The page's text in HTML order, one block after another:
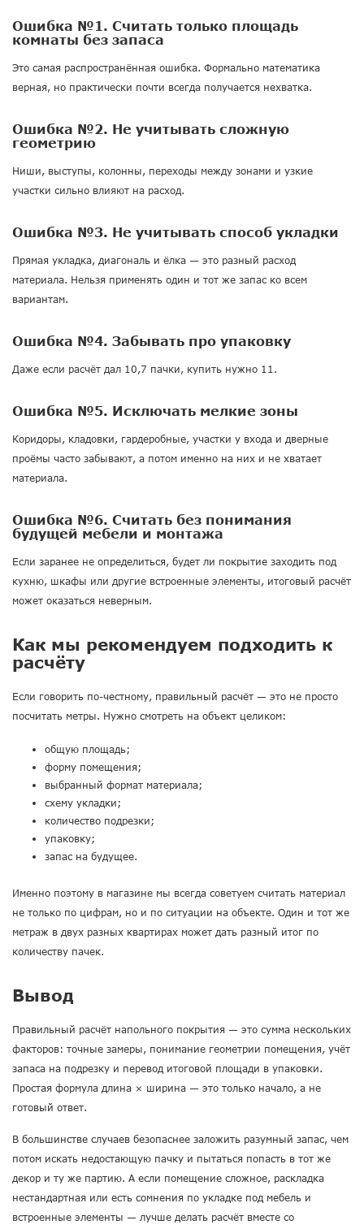
Ошибка №1. Считать только площадь
комнаты без запаса
Это самая распространённая ошибка. Формально математика
верная, но практически почти всегда получается нехватка.
Ошибка №2. Не учитывать сложную
геометрию
Ниши, выступы, колонны, переходы между зонами и узкие
участки сильно влияют на расход.
Ошибка №3. Не учитывать способ укладки
Прямая укладка, диагональ и ёлка — это разный расход
материала. Нельзя применять один и тот же запас ко всем
вариантам.
Ошибка №4. Забывать про упаковку
Даже если расчёт дал 10,7 пачки, купить нужно 11.
Ошибка №5. Исключать мелкие зоны
Коридоры, кладовки, гардеробные, участки у входа и дверные
проёмы часто забывают, а потом именно на них и не хватает
материала.
Ошибка №6. Считать без понимания
будущей мебели и монтажа
Если заранее не определиться, будет ли покрытие заходить под
кухню, шкафы или другие встроенные элементы, итоговый расчёт
может оказаться неверным.
Как мы рекомендуем подходить к
расчёту
Если говорить по-честному, правильный расчёт — это не просто
посчитать метры. Нужно смотреть на объект целиком:
общую площадь;
форму помещения;
выбранный формат материала;
схему укладки;
количество подрезки;
упаковку;
запас на будущее.
Именно поэтому в магазине мы всегда советуем считать материал
не только по цифрам, но и по ситуации на объекте. Один и тот же
метраж в двух разных квартирах может дать разный итог по
количеству пачек.
Вывод
Правильный расчёт напольного покрытия — это сумма нескольких
факторов: точные замеры, понимание геометрии помещения, учёт
запаса на подрезку и перевод итоговой площади в упаковки.
Простая формула длина × ширина — это только начало, а не
готовый ответ.
В большинстве случаев безопаснее заложить разумный запас, чем
потом искать недостающую пачку и пытаться попасть в тот же
декор и ту же партию. А если помещение сложное, раскладка
нестандартная или есть сомнения по укладке под мебель и
встроенные элементы — лучше делать расчёт вместе со